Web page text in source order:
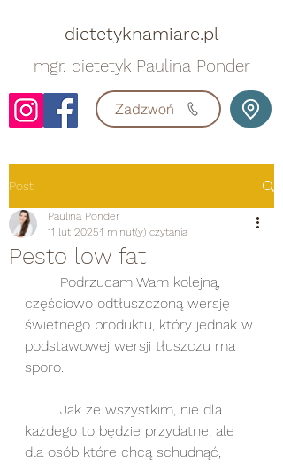
dietetyknamiare.pl
mgr. dietetyk Paulina Ponder
Zadzwoń
Post
Pesto low fat
Paulina Ponder
11 lut 20251 minut(y) czytania
częściowo odtłuszczoną wersję
świetnego produktu, który jednak w
podstawowej wersji tłuszczu ma
sporo.
każdego to będzie przydatne, ale
dla osób które chcą schudnąć,